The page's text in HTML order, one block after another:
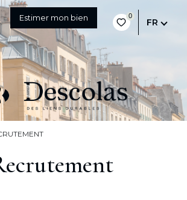
Estimer mon bien 0
FR